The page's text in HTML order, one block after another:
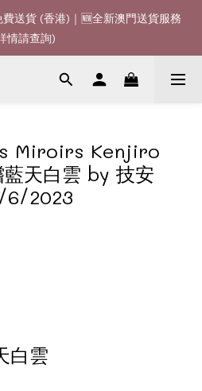
送貨 (香港)｜🆕全新澳門送貨服務
情請查詢)
送貨 (香港)｜🆕全新澳門送貨服務
情請查詢)
刻追蹤我地😊｜🤵👰Wine Couple
情請查詢)
Miroirs Kenjiro
天白雲 by 技安
6/2023
白雲